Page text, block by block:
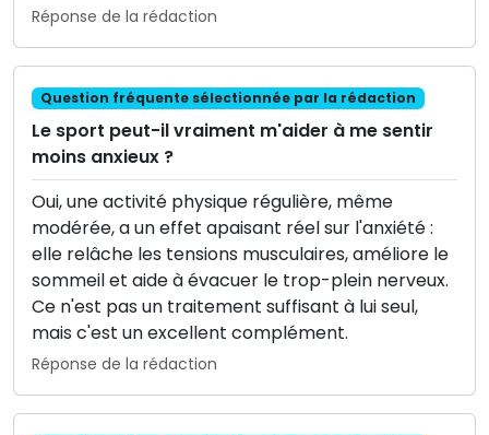
Réponse de la rédaction
Question fréquente sélectionnée par la rédaction
Le sport peut-il vraiment m'aider à me sentir
moins anxieux ?
Oui, une activité physique régulière, même
modérée, a un effet apaisant réel sur l'anxiété :
elle relâche les tensions musculaires, améliore le
sommeil et aide à évacuer le trop-plein nerveux.
Ce n'est pas un traitement suffisant à lui seul,
mais c'est un excellent complément.
Réponse de la rédaction